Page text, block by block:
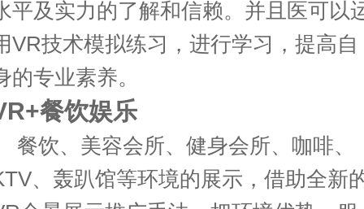
平及实力的了解和信赖。并且医可以
VR技术模拟练习，进行学习，提高自
的专业素养。
餐饮娱乐
餐饮、美容会所、健身会所、咖啡、
、轰趴馆等环境的展示，借助全新